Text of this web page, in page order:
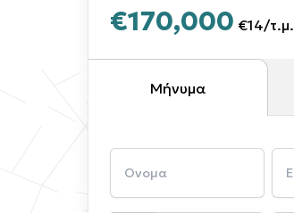
€170,000 €14/τ.μ.
Μήνυμα